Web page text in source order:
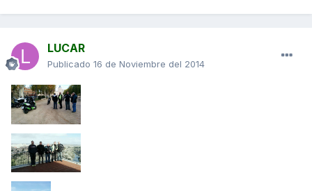
LUCAR
Publicado 16 de Noviembre del 2014